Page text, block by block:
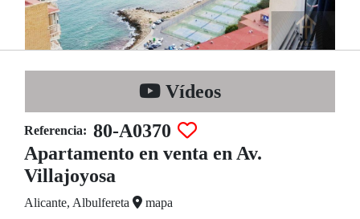
Vídeos
Referencia: 80-A0370
Apartamento en venta en Av.
Villajoyosa
Alicante, Albulfereta mapa